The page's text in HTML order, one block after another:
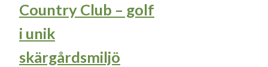
Country Club – golf
i unik
skärgårdsmiljö